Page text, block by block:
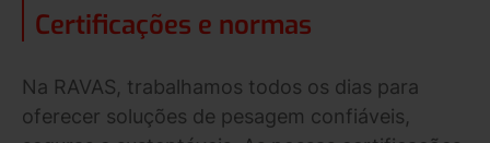
Certificações e normas
Na RAVAS, trabalhamos todos os dias para
oferecer soluções de pesagem confiáveis,